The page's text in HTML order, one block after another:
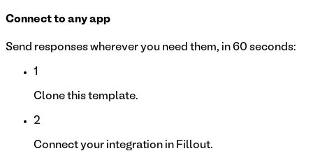
Connect to any app
Send responses wherever you need them, in 60 seconds:
1
Clone this template.
2
Connect your integration in Fillout.